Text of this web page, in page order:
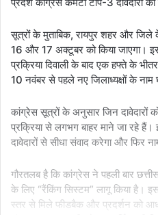
सूत्रों के मुताबिक, रायपुर शहर और जिले
16 और 17 अक्टूबर को किया जाएगा।
प्रक्रिया दिवाली के बाद एक हफ्ते के
10 नवंबर से पहले नए जिलाध्यक्षों के नाम
कांग्रेस सूत्रों के अनुसार जिन
प्रक्रिया से लगभग बाहर माने जा रहे
दावेदारों से सीधा संवाद करेगा और फिर
गौरतलब है कि कांग्रेस ने पहली बार
के लिए “रैंकिंग सिस्टम” लागू किया है।
स्तर से मिले फीडबैक और प्रदर्शन को